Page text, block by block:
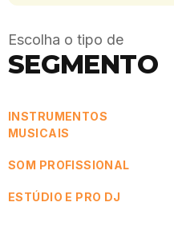
Escolha o tipo de
SEGMENTO
INSTRUMENTOS
MUSICAIS
SOM PROFISSIONAL
ESTÚDIO E PRO DJ